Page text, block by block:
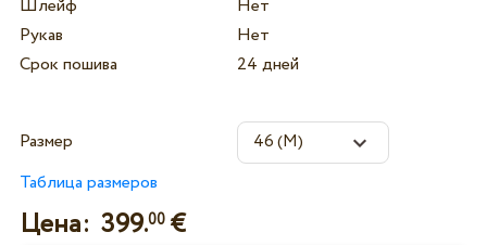
Шлейф
Нет
Рукав
Нет
Срок пошива
24 дней
Размер
Таблица размеров
Цена: 399.00€